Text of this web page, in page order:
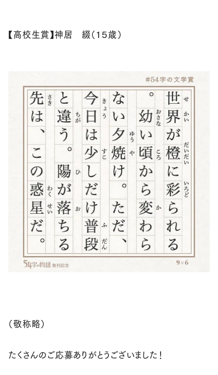
【高校生賞】神居 綴（１５歳）
（敬称略）
たくさんのご応募ありがとうございました！